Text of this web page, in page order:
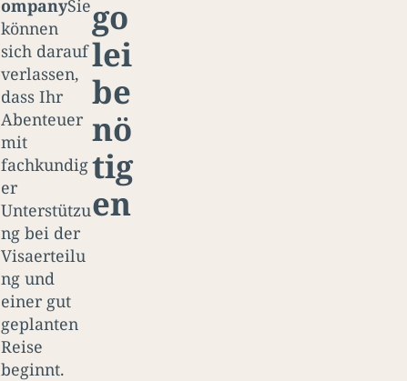
ompanySie
können
sich darauf
verlassen,
dass Ihr
Abenteuer
mit
fachkundig
er
Unterstützu
ng bei der
Visaerteilu
ng und
einer gut
geplanten
Reise
beginnt.
go
lei
be
nö
tig
en